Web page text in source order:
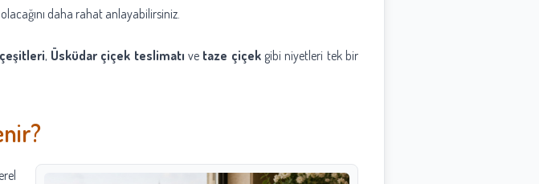
daha rahat anlayabilirsiniz.
, Üsküdar çiçek teslimatı ve taze çiçekgibi niyetleri tek bir